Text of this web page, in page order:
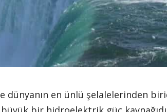
en ünlü şelalelerinden